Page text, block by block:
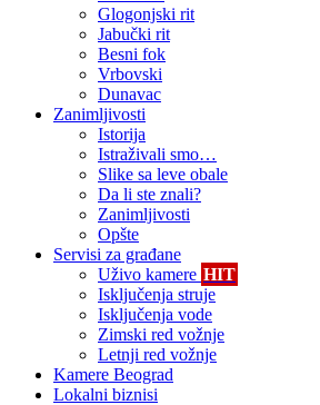
Glogonjski rit
Jabučki rit
Besni fok
Vrbovski
Dunavac
Zanimljivosti
Istorija
Istraživali smo…
Slike sa leve obale
Da li ste znali?
Zanimljivosti
Opšte
Servisi za građane
Uživo kamere HIT
Isključenja struje
Isključenja vode
Zimski red vožnje
Letnji red vožnje
Kamere Beograd
Lokalni biznisi